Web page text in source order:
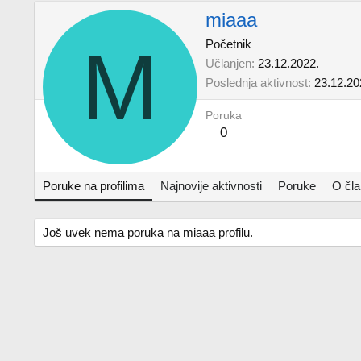
M
miaaa
Početnik
Učlanjen 23.12.2022.
Poslednja aktivnost
Poruka
0
Poruke na profilima Najnovije aktivnosti Poruke O
Još uvek nema poruka na miaaa profilu.